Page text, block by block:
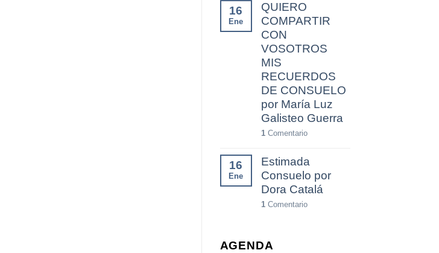
16
Ene
QUIERO
COMPARTIR
CON
VOSOTROS
MIS
RECUERDOS
DE CONSUELO
por María Luz
Galisteo Guerra
1Comentario
16
Ene
Estimada
Consuelo por
Dora Catalá
1Comentario
AGENDA